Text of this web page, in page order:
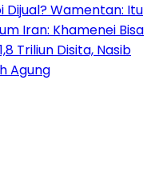
Dijual? Wamentan: Itu
Iran: Khamenei Bisa
Triliun Disita, Nasib
Agung